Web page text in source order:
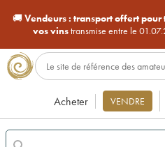
🚚Vendeurs : transport offert pour
vos vinstransmise entre le
Acheter VENDRE